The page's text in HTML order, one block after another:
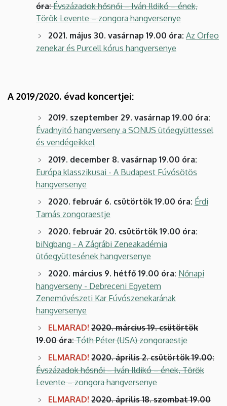
óra: Évszázadok hősnői – Iván Ildikó – ének,
Török Levente – zongora hangversenye
2021. május 30. vasárnap 19.00 óra: Az Orfeo
zenekar és Purcell kórus hangversenye
A 2019/2020. évad koncertjei:
2019. szeptember 29. vasárnap 19.00 óra:
Évadnyitó hangverseny a SONUS ütőegyüttessel
és vendégeikkel
2019. december 8. vasárnap 19.00 óra:
Európa klasszikusai - A Budapest Fúvósötös
hangversenye
2020. február 6. csütörtök 19.00 óra: Érdi
Tamás zongoraestje
2020. február 20. csütörtök 19.00 óra:
biNgbang - A Zágrábi Zeneakadémia
ütőegyüttesének hangversenye
2020. március 9. hétfő 19.00 óra: Nőnapi
hangverseny - Debreceni Egyetem
Zeneművészeti Kar Fúvószenekarának
hangversenye
ELMARAD! 2020. március 19. csütörtök
19.00 óra:Tóth Péter (USA) zongoraestje
ELMARAD! 2020. április 2. csütörtök 19.00:
Évszázadok hősnői – Iván Ildikó – ének, Török
Levente – zongora hangversenye
ELMARAD! 2020. április 18. szombat 19.00